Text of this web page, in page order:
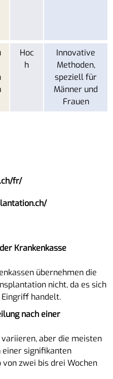
Hoc
h
Innovative
Methoden,
speziell für
Männer und
Frauen
fr/
Krankenkasse
übernehmen die
nicht, da es sich
handelt.
nach einer
aber die meisten
signifikanten
zwei bis drei Wochen